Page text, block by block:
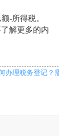
-所得税。
解更多的内
办理税务登记？